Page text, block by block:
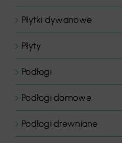
Płytki dywanowe
Płyty
Podłogi
Podłogi domowe
Podłogi drewniane